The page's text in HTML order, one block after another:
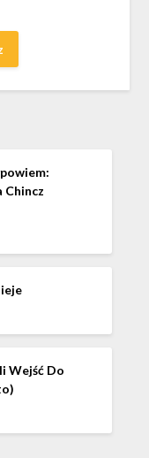
Chincz
Wejść Do